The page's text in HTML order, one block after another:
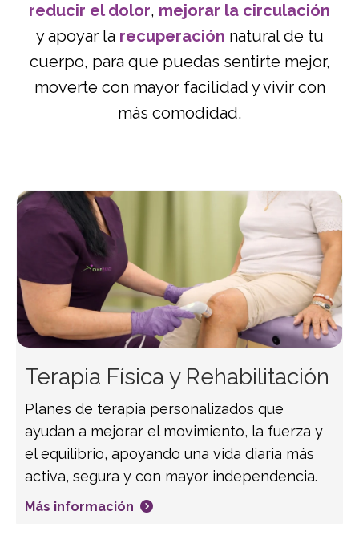
reducir el dolor, mejorar la circulación
y apoyar la recuperación natural de tu
cuerpo, para que puedas sentirte mejor,
moverte con mayor facilidad y vivir con
más comodidad.
Terapia Física y Rehabilitación
Planes de terapia personalizados que
ayudan a mejorar el movimiento, la fuerza y
el equilibrio, apoyando una vida diaria más
activa, segura y con mayor independencia.
Más información